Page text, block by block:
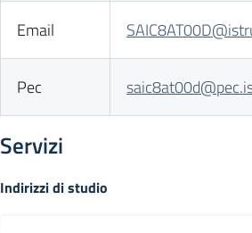
Email
Pec
Servizi
Indirizzi di studio